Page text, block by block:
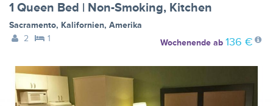
1 Queen Bed | Non-Smoking, Kitchen
Sacramento, Kalifornien, Amerika
2
1 Wochenendeab 136 €